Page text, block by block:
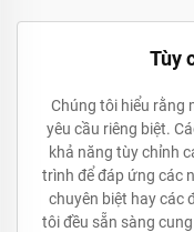
Tùy
Chúng tôi hiểu rằng
yêu cầu riêng biệt.
khả năng tùy chỉnh
trình để đáp ứng các
chuyên biệt hay các
tôi đều sẵn sàng